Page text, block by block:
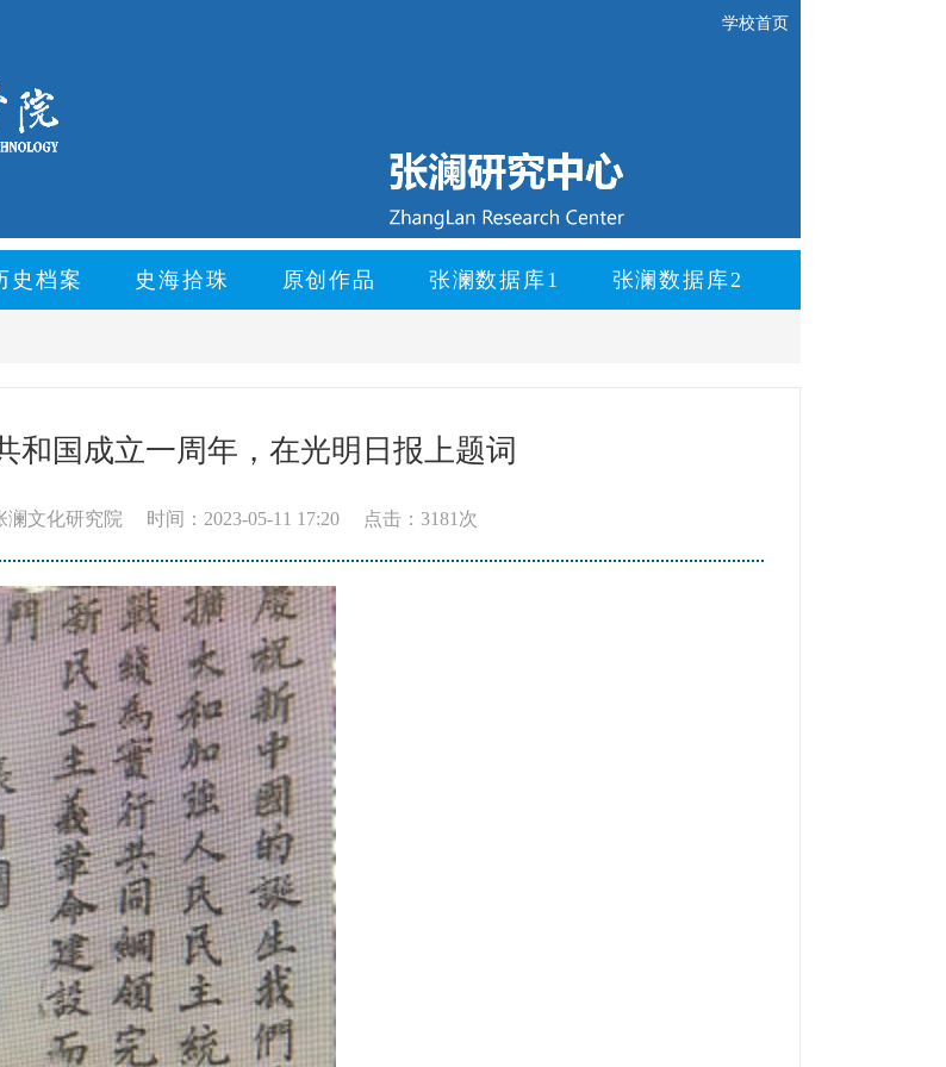
学校首页
史档案 史海拾珠 原创作品 张澜数据库1 张澜数据库2
和国成立一周年，在光明日报上题词
澜文化研究院 时间：2023-05-11 17:20 点击：3181次